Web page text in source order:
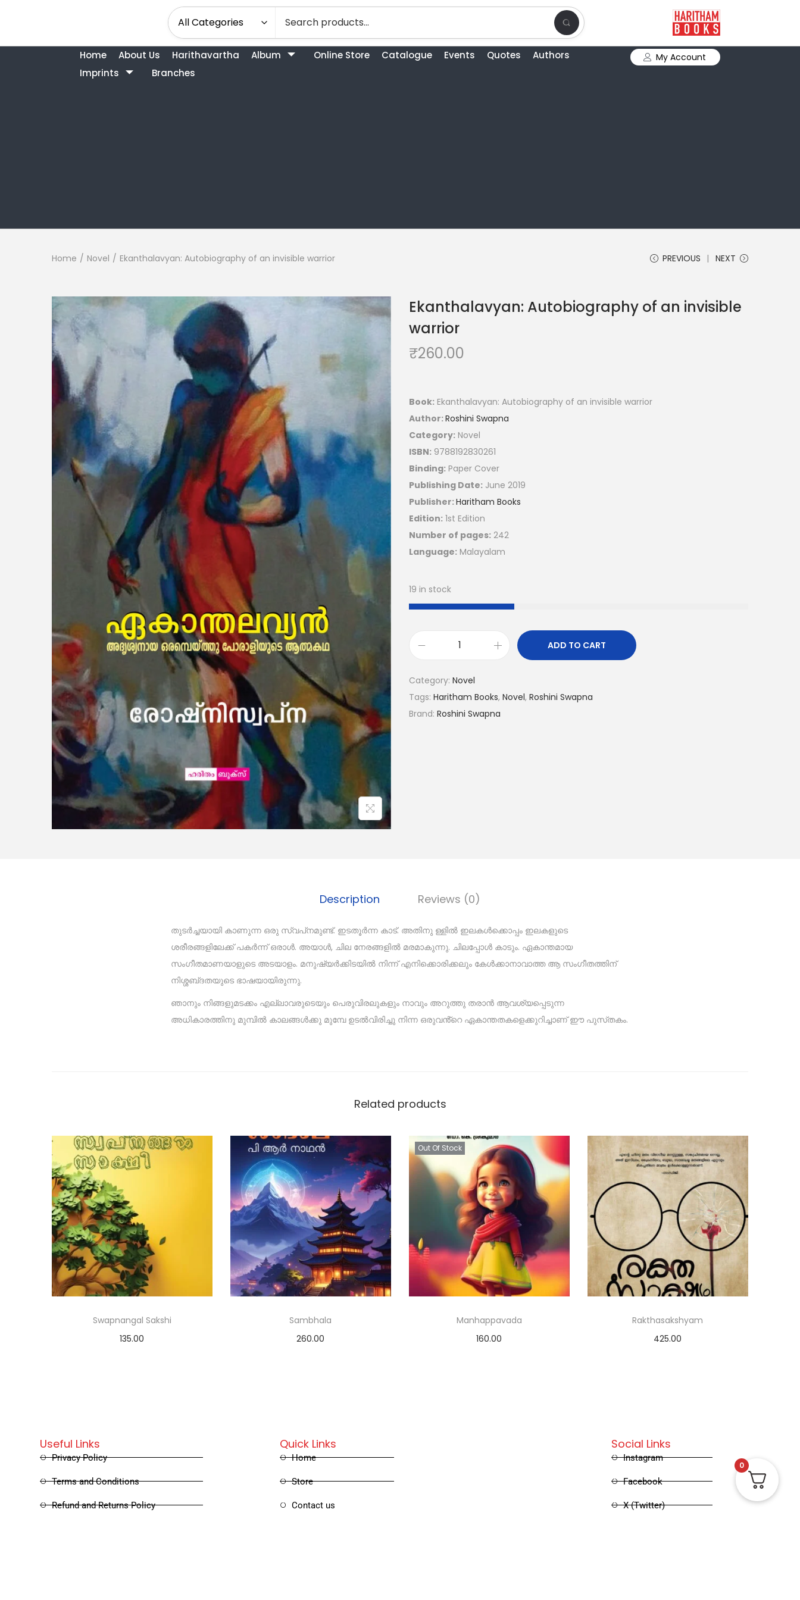
Home About Us Harithavartha Album Online Store Catalogue Events Quotes
Authors
Imprints
Branches
My Account
Home / Novel / Ekanthalavyan: Autobiography of an invisible warrior PREVIOUS NEXT
Ekanthalavyan: Autobiography of an invisible
warrior
₹260.00
Book: Ekanthalavyan: Autobiography of an invisible warrior
Author:Roshini Swapna
Category: Novel
ISBN: 9788192830261
Binding: Paper Cover
Publishing Date: June 2019
Publisher:Haritham Books
Edition: 1st Edition
Number of pages: 242
Language: Malayalam
19 in stock
ADD TO CART
Category: Novel
Tags: Haritham Books, Novel, Roshini Swapna
Brand: Roshini Swapna
Description Reviews (0)
തുടർച്ചയായി കാണുന്ന ഒരു സ്വപ്‌നമുണ്ട്. ഇടതൂർന്ന കാട്. അതിനു ള്ളിൽ ഇലകൾക്കൊപ്പം ഇലകളുടെ
ശരീരങ്ങളിലേക്ക് പകർന്ന് ഒരാൾ. അയാൾ, ചില നേരങ്ങളിൽ മരമാകുന്നു. ചിലപ്പോൾ കാടും. ഏകാന്തമായ
സംഗീതമാണയാളുടെ അടയാളം. മനുഷ്യർക്കിടയിൽ നിന്ന് എനിക്കൊരിക്കലും കേൾക്കാനാവാത്ത ആ സംഗീതത്തിന്
നിശ്ശബ്‌ദതയുടെ ഭാഷയായിരുന്നു.
ഞാനും നിങ്ങളുമടക്കം എല്ലാവരുടെയും പെരുവിരലുകളും നാവും അറുത്തു തരാൻ ആവശ്യപ്പെടുന്ന
അധികാരത്തിനു മുമ്പിൽ കാലങ്ങൾക്കു മുമ്പേ ഉടൽവിരിച്ചു നിന്ന ഒരുവൻ്റെ ഏകാന്തതകളെക്കുറിച്ചാണ് ഈ പുസ്‌തകം.
Related products
Swapnangal Sakshi
135.00
Sambhala
260.00
Out Of Stock
Manhappavada
160.00
Rakthasakshyam
425.00
Quick Links
Home
Store
Contact us
Useful Links
Privacy Policy
Terms and Conditions
Refund and Returns Policy
Social Links
Instagram
Facebook
X (Twitter)
0